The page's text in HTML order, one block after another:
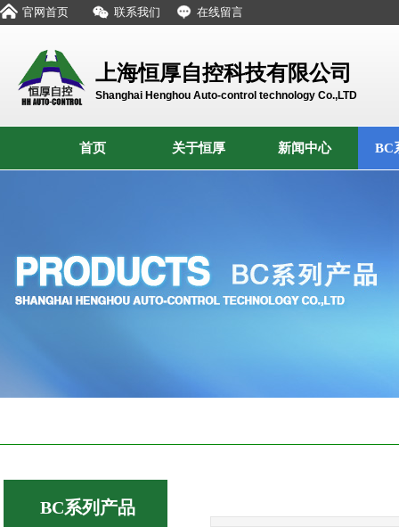
在线留言
联系我们
官网首页
上海恒厚自控科技有限公司
Shanghai Henghou Auto-control technology Co.,LTD
首页 关于恒厚 新闻中心 BC
BC系列产品